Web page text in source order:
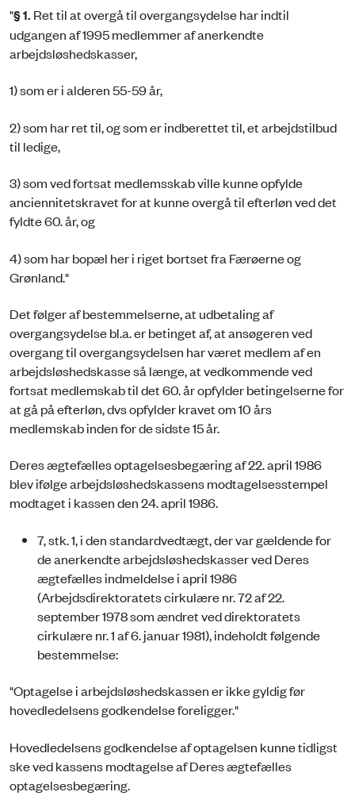
"§ 1. Ret til at overgå til overgangsydelse har indtil
udgangen af 1995 medlemmer af anerkendte
arbejdsløshedskasser,
1) som er i alderen 55-59 år,
2) som har ret til, og som er indberettet til, et arbejdstilbud
til ledige,
3) som ved fortsat medlemsskab ville kunne opfylde
anciennitetskravet for at kunne overgå til efterløn ved det
fyldte 60. år, og
4) som har bopæl her i riget bortset fra Færøerne og
Grønland."
Det følger af bestemmelserne, at udbetaling af
overgangsydelse bl.a. er betinget af, at ansøgeren ved
overgang til overgangsydelsen har været medlem af en
arbejdsløshedskasse så længe, at vedkommende ved
fortsat medlemskab til det 60. år opfylder betingelserne for
at gå på efterløn, dvs opfylder kravet om 10 års
medlemskab inden for de sidste 15 år.
Deres ægtefælles optagelsesbegæring af 22. april 1986
blev ifølge arbejdsløshedskassens modtagelsesstempel
modtaget i kassen den 24. april 1986.
7, stk. 1, i den standardvedtægt, der var gældende for
de anerkendte arbejdsløshedskasser ved Deres
ægtefælles indmeldelse i april 1986
(Arbejdsdirektoratets cirkulære nr. 72 af 22.
september 1978 som ændret ved direktoratets
cirkulære nr. 1 af 6. januar 1981), indeholdt følgende
bestemmelse:
"Optagelse i arbejdsløshedskassen er ikke gyldig før
hovedledelsens godkendelse foreligger."
Hovedledelsens godkendelse af optagelsen kunne tidligst
ske ved kassens modtagelse af Deres ægtefælles
optagelsesbegæring.